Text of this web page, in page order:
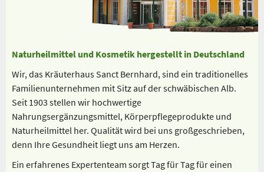
Naturheilmittel und Kosmetik hergestellt in Deutschland
Wir, das Kräuterhaus Sanct Bernhard, sind ein traditionelles
Familienunternehmen mit Sitz auf der schwäbischen Alb.
Seit 1903 stellen wir hochwertige
Nahrungsergänzungsmittel, Körperpflegeprodukte und
Naturheilmittel her. Qualität wird bei uns großgeschrieben,
denn Ihre Gesundheit liegt uns am Herzen.
Ein erfahrenes Expertenteam sorgt Tag für Tag für einen